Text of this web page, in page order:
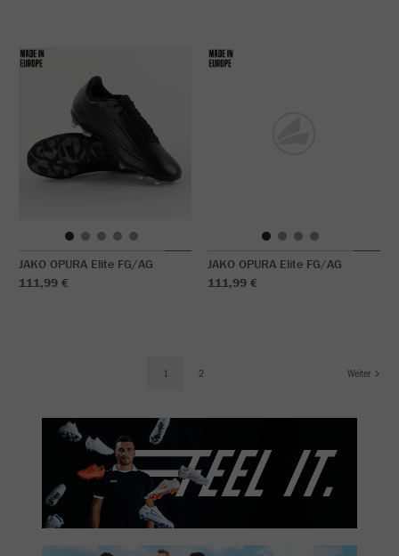
JAKO OPURA Elite FG/AG
111,99 €
JAKO OPURA Elite FG/AG
111,99 €
1 2 Weiter